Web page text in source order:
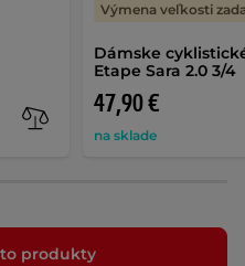
Dámske
Etape Sara 2.0 3/4
47,90 €
na sklade
Výmena veľkosti
produkty